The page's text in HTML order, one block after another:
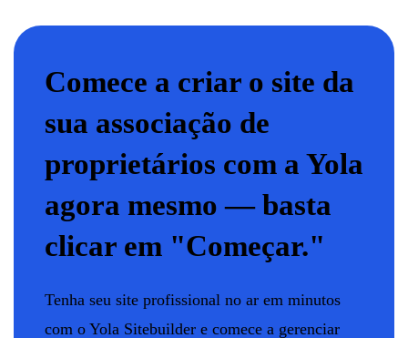
Comece a criar o site da
sua associação de
proprietários com a Yola
agora mesmo — basta
clicar em "Começar."
Tenha seu site profissional no ar em minutos
com o Yola Sitebuilder e comece a gerenciar